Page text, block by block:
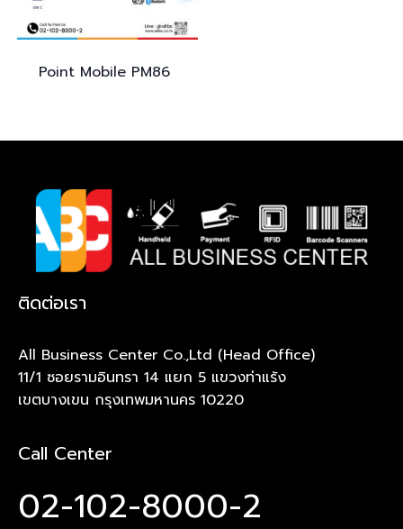
Point Mobile PM86
ติดต่อเรา
All Business Center Co.,Ltd (Head Office)
11/1 ซอยรามอินทรา 14 แยก 5 แขวงท่าแร้ง
เขตบางเขน กรุงเทพมหานคร 10220
Call Center
02-102-8000-2